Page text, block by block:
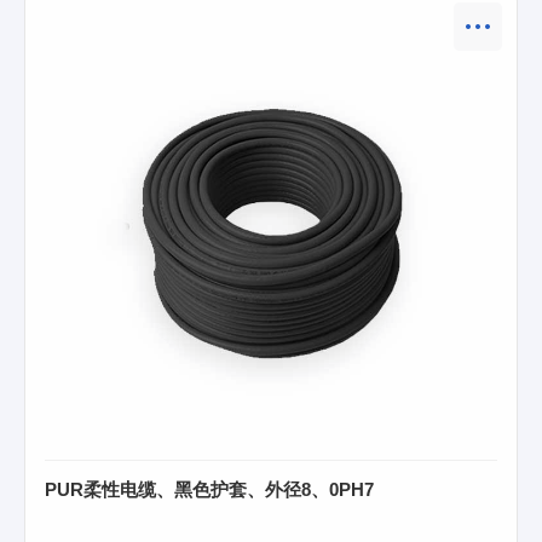
PUR柔性电缆、黑色护套、外径8、0PH7